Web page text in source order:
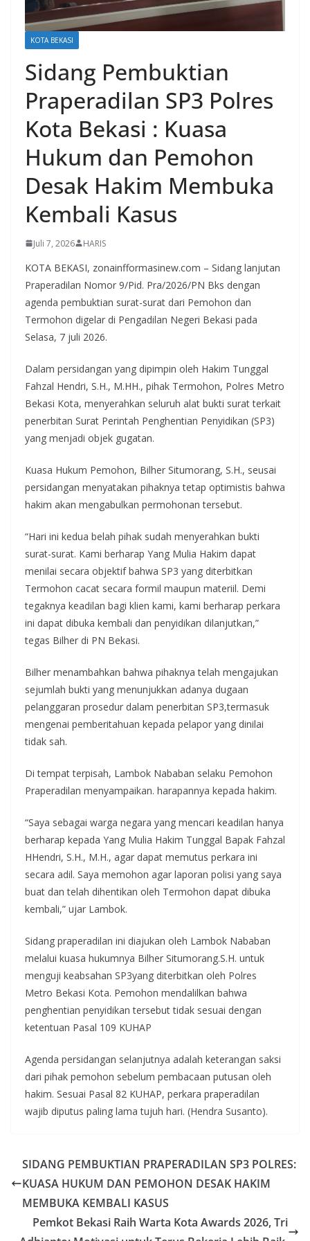
KOTA BEKASI
Sidang Pembuktian
Praperadilan SP3 Polres
Kota Bekasi : Kuasa
Hukum dan Pemohon
Desak Hakim Membuka
Kembali Kasus
Juli 7, 2026 HARIS
KOTA BEKASI, zonainfformasinew.com – Sidang lanjutan
Praperadilan Nomor 9/Pid. Pra/2026/PN Bks dengan
agenda pembuktian surat-surat dari Pemohon dan
Termohon digelar di Pengadilan Negeri Bekasi pada
Selasa, 7 juli 2026.
Dalam persidangan yang dipimpin oleh Hakim Tunggal
Fahzal Hendri, S.H., M.HH., pihak Termohon, Polres Metro
Bekasi Kota, menyerahkan seluruh alat bukti surat terkait
penerbitan Surat Perintah Penghentian Penyidikan (SP3)
yang menjadi objek gugatan.
Kuasa Hukum Pemohon, Bilher Situmorang, S.H., seusai
persidangan menyatakan pihaknya tetap optimistis bahwa
hakim akan mengabulkan permohonan tersebut.
“Hari ini kedua belah pihak sudah menyerahkan bukti
surat-surat. Kami berharap Yang Mulia Hakim dapat
menilai secara objektif bahwa SP3 yang diterbitkan
Termohon cacat secara formil maupun materiil. Demi
tegaknya keadilan bagi klien kami, kami berharap perkara
ini dapat dibuka kembali dan penyidikan dilanjutkan,”
tegas Bilher di PN Bekasi.
Bilher menambahkan bahwa pihaknya telah mengajukan
sejumlah bukti yang menunjukkan adanya dugaan
pelanggaran prosedur dalam penerbitan SP3,termasuk
mengenai pemberitahuan kepada pelapor yang dinilai
tidak sah.
Di tempat terpisah, Lambok Nababan selaku Pemohon
Praperadilan menyampaikan. harapannya kepada hakim.
“Saya sebagai warga negara yang mencari keadilan hanya
berharap kepada Yang Mulia Hakim Tunggal Bapak Fahzal
HHendri, S.H., M.H., agar dapat memutus perkara ini
secara adil. Saya memohon agar laporan polisi yang saya
buat dan telah dihentikan oleh Termohon dapat dibuka
kembali,” ujar Lambok.
Sidang praperadilan ini diajukan oleh Lambok Nababan
melalui kuasa hukumnya Bilher Situmorang.S.H. untuk
menguji keabsahan SP3yang diterbitkan oleh Polres
Metro Bekasi Kota. Pemohon mendalilkan bahwa
penghentian penyidikan tersebut tidak sesuai dengan
ketentuan Pasal 109 KUHAP
Agenda persidangan selanjutnya adalah keterangan saksi
dari pihak pemohon sebelum pembacaan putusan oleh
hakim. Sesuai Pasal 82 KUHAP, perkara praperadilan
wajib diputus paling lama tujuh hari. (Hendra Susanto).
SIDANG PEMBUKTIAN PRAPERADILAN SP3 POLRES:
KUASA HUKUM DAN PEMOHON DESAK HAKIM
MEMBUKA KEMBALI KASUS
Pemkot Bekasi Raih Warta Kota Awards 2026, Tri